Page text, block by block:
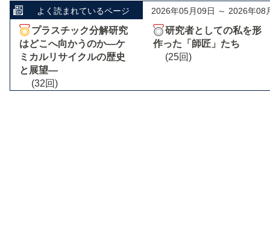
よく読まれているページ 2026年05月09日 ～ 2026年08
プラスチック分解研究
はどこへ向かうのか―ケ
ミカルリサイクルの歴史
と展望―
(32回)
研究者としての私を形
作った「師匠」たち
(25回)